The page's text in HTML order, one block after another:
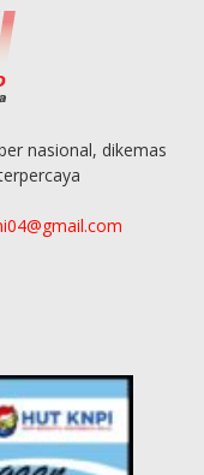
nasional, dikemas